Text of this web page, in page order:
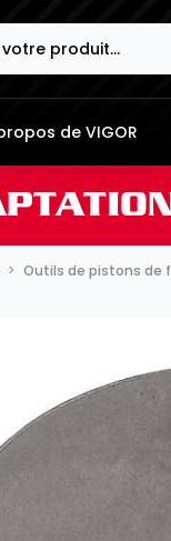
de VIGOR
Outils de pistons de